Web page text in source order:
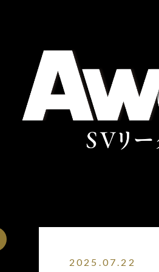
2025.07.22